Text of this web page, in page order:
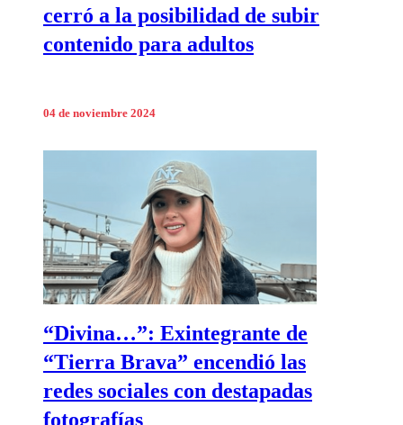
cerró a la posibilidad de subir
contenido para adultos
04 de noviembre 2024
“Divina…”: Exintegrante de
“Tierra Brava” encendió las
redes sociales con destapadas
fotografías